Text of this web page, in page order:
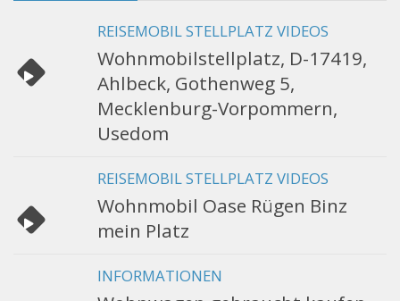
REISEMOBIL STELLPLATZ VIDEOS
Wohnmobilstellplatz, D-17419,
Ahlbeck, Gothenweg 5,
Mecklenburg-Vorpommern,
Usedom
REISEMOBIL STELLPLATZ VIDEOS
Wohnmobil Oase Rügen Binz
mein Platz
INFORMATIONEN